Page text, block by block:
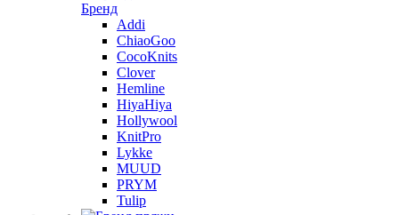
Бренд
Addi
ChiaoGoo
CocoKnits
Clover
Hemline
HiyaHiya
Hollywool
KnitPro
Lykke
MUUD
PRYM
Tulip